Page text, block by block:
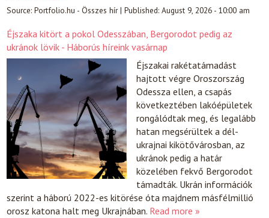
Source:Portfolio.hu - Összes hír|Published:August 9, 2026 - 10:00 am
Éjszaka kitört a pokol Odesszában, Bergorodot pedig az
ukránok lövik - Háborús híreink vasárnap
Éjszakai rakétatámadást
hajtott végre Oroszország
Odessza ellen, a csapás
következtében lakóépületek
rongálódtak meg, és legalább
hatan megsérültek a dél-
ukrajnai kikötővárosban, az
ukránok pedig a határ
közelében fekvő Bergorodot
támadták. Ukrán információk
szerint a háború 2022-es kitörése óta majdnem másfélmillió
orosz katona halt meg Ukrajnában. Read more »